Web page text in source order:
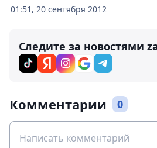
01:51, 20 сентября 2012
Следите за новостями
Комментарии 0